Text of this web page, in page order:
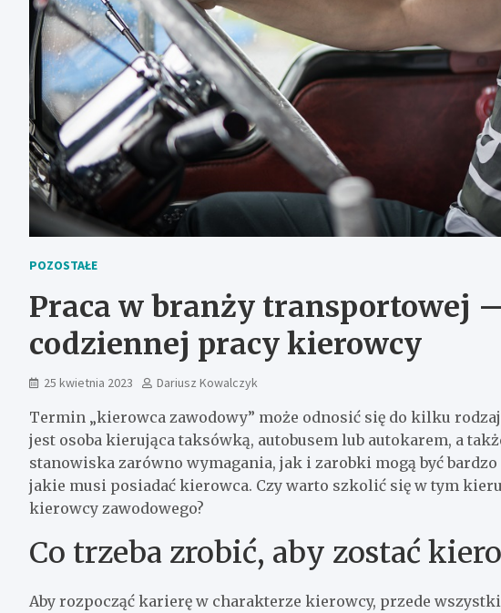
POZOSTAŁE
Praca w branży transportowej
codziennej pracy kierowcy
25 kwietnia 2023 Dariusz Kowalczyk
Termin „kierowca zawodowy” może odnosić się do kilku
jest osoba kierująca taksówką, autobusem lub autokarem, a
stanowiska zarówno wymagania, jak i zarobki mogą być
jakie musi posiadać kierowca. Czy warto szkolić się w tym
kierowcy zawodowego?
Co trzeba zrobić, aby zostać
Aby rozpocząć karierę w charakterze kierowcy, przede